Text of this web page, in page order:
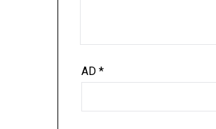
AD *